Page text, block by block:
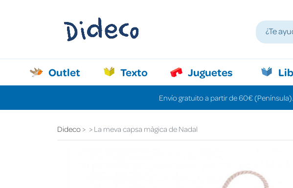
Outlet Texto Juguetes
Envío gratuito a partir de 60€
Dideco La meva capsa màgica de Nadal